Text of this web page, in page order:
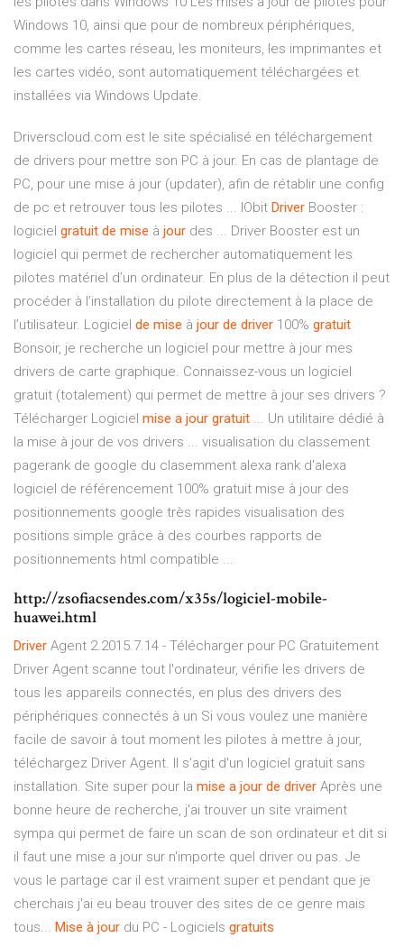
Windows 10, ainsi que pour de nombreux périphériques,
comme les cartes réseau, les moniteurs, les imprimantes et
les cartes vidéo, sont automatiquement téléchargées et
installées via Windows Update.
Driverscloud.com est le site spécialisé en téléchargement
de drivers pour mettre son PC à jour. En cas de plantage de
PC, pour une mise à jour (updater), afin de rétablir une config
de pc et retrouver tous les pilotes ... IObit Driver Booster :
logiciel gratuit de mise à jour des ... Driver Booster est un
logiciel qui permet de rechercher automatiquement les
pilotes matériel d’un ordinateur. En plus de la détection il peut
procéder à l’installation du pilote directement à la place de
l’utilisateur. Logiciel de mise à jour de driver 100% gratuit
Bonsoir, je recherche un logiciel pour mettre à jour mes
drivers de carte graphique. Connaissez-vous un logiciel
gratuit (totalement) qui permet de mettre à jour ses drivers ?
Télécharger Logiciel mise a jour gratuit ... Un utilitaire dédié à
la mise à jour de vos drivers ... visualisation du classement
pagerank de google du clasemment alexa rank d'alexa
logiciel de référencement 100% gratuit mise à jour des
positionnements google très rapides visualisation des
positions simple grâce à des courbes rapports de
positionnements html compatible ...
http://zsofiacsendes.com/x35s/logiciel-mobile-
huawei.html
Driver Agent 2.2015.7.14 - Télécharger pour PC Gratuitement
Driver Agent scanne tout l'ordinateur, vérifie les drivers de
tous les appareils connectés, en plus des drivers des
périphériques connectés à un Si vous voulez une manière
facile de savoir à tout moment les pilotes à mettre à jour,
téléchargez Driver Agent. Il s'agit d'un logiciel gratuit sans
installation. Site super pour la mise a jour de driver Après une
bonne heure de recherche, j'ai trouver un site vraiment
sympa qui permet de faire un scan de son ordinateur et dit si
il faut une mise a jour sur n'importe quel driver ou pas. Je
vous le partage car il est vraiment super et pendant que je
cherchais j'ai eu beau trouver des sites de ce genre mais
tous... Mise à jour du PC - Logiciels gratuits